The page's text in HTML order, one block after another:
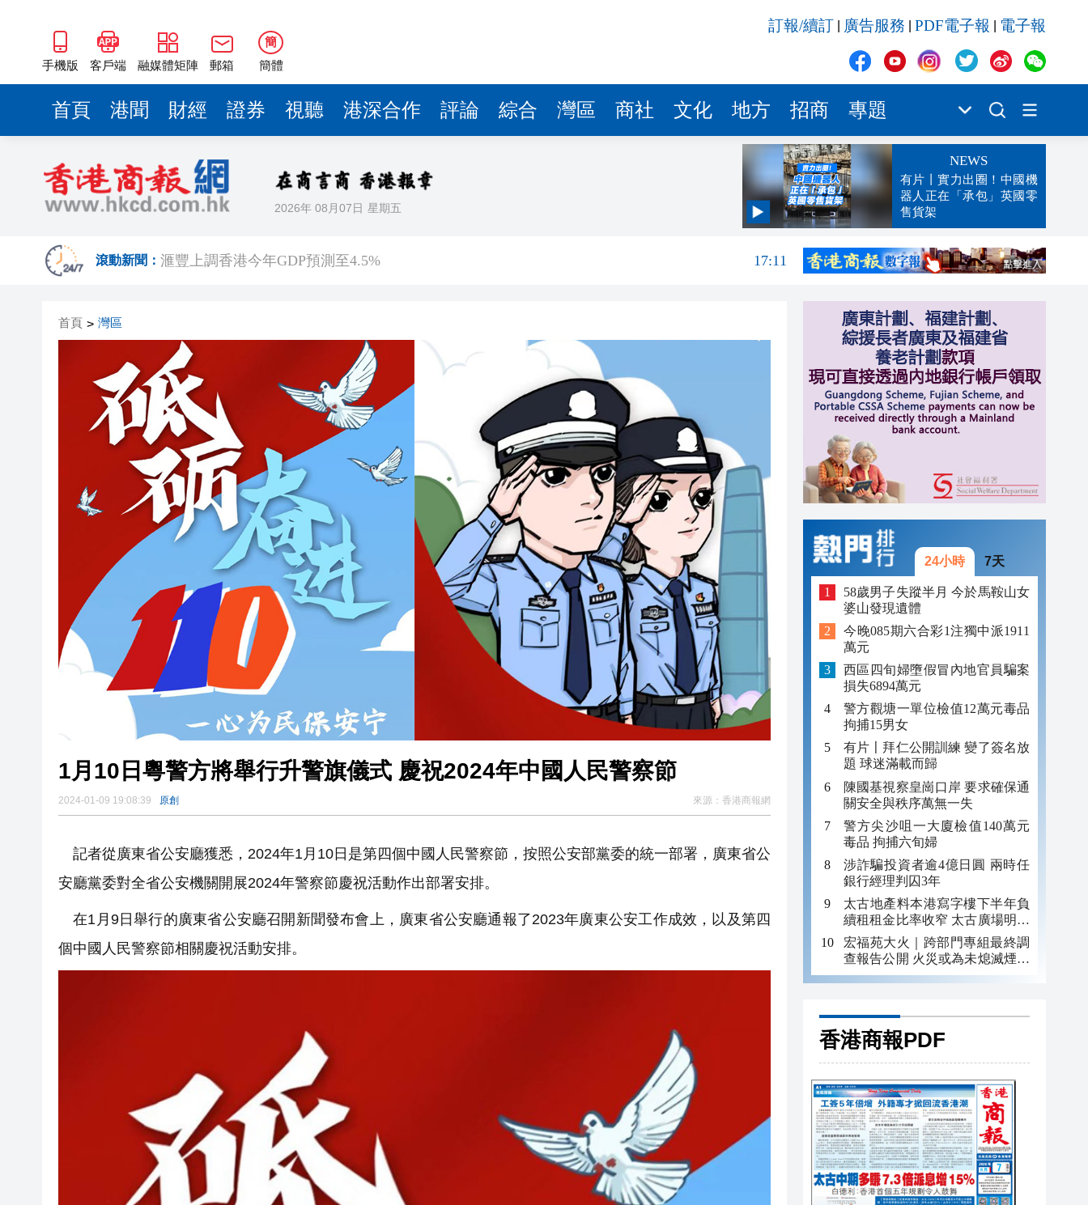
手機版 客戶端 融媒體矩陣 郵箱
簡
簡體
訂報/續訂 廣告服務 PDF電子報 電子報
首頁 港聞 財經 證券 視聽 港深合作 評論 綜合 灣區 商社 文化 地方 招商 專題
2026年 08月07日 星期五
NEWS
有片丨實力出圈！中國機
器人正在「承包」英國零
售貨架
滾動新聞：
17:13
滙豐上調香港今年GDP預測至4.5%
17:11
報考熱度持續高漲 今年深圳大學錄取457名港澳台僑生
有片〡警方葵涌廣場巡查掃童黨 網民：掃埋班賣書仔
民青局舉辦關愛隊培訓班 麥美娟：關愛隊已成地區治理團隊一份子
【港樓】CCL連跌兩周共0.45% 中原料高位反覆
首頁 > 灣區
1月10日粵警方將舉行升警旗儀式 慶祝2024年中國人民警察節
2024-01-09 19:08:39 原創 來源： 香港商報網
記者從廣東省公安廳獲悉，2024年1月10日是第四個中國人民警察節，按照公安部黨委的統一部署，廣東省公
安廳黨委對全省公安機關開展2024年警察節慶祝活動作出部署安排。
在1月9日舉行的廣東省公安廳召開新聞發布會上，廣東省公安廳通報了2023年廣東公安工作成效，以及第四
個中國人民警察節相關慶祝活動安排。
24小時 7天
58歲男子失蹤半月 今於馬鞍山女
婆山發現遺體
今晚085期六合彩1注獨中派1911
萬元
西區四旬婦墮假冒內地官員騙案
損失6894萬元
警方觀塘一單位檢值12萬元毒品
拘捕15男女
有片〡拜仁公開訓練 變了簽名放
題 球迷滿載而歸
陳國基視察皇崗口岸 要求確保通
關安全與秩序萬無一失
警方尖沙咀一大廈檢值140萬元
毒品 拘捕六旬婦
涉詐騙投資者逾4億日圓 兩時任
銀行經理判囚3年
太古地產料本港寫字樓下半年負
續租租金比率收窄 太古廣場明年
轉正
宏福苑大火｜跨部門專組最終調
查報告公開 火災或為未熄滅煙頭
引發
香港商報PDF